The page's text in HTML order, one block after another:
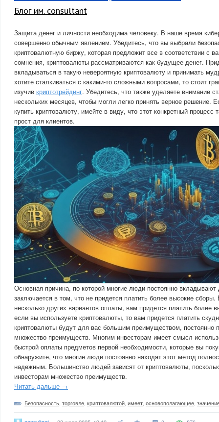
Блог им. consultant
Защита денег и личности необходима человеку. В наше время
совершенно обычным явлением. Убедитесь, что вы выбрали
криптовалютную биржу, которая предложит все в соответствии с
сомнения, криптовалюты рассматриваются как будущее денег.
вкладываться в такую невероятную криптовалюту и принимать
хотите сталкиваться с какими-то сложными вопросами, то стоит
изучив криптотрейдинг. Убедитесь, что также уделяете внимание
нескольких месяцев, чтобы могли легко принять верное решение.
купить криптовалюту, имейте в виду, что этот конкретный процесс
прост для клиентов.
Основная причина, по которой многие люди постоянно вкладывают
заключается в том, что не придется платить более высокие сборы.
несколько других вариантов оплаты, вам придется платить более
если вы используете криптовалюты, то вам придется платить
криптовалюты будут для вас большим преимуществом, постоянно
множество преимуществ. Многим инвесторам имеет смысл
быстрой оплаты предметов первой необходимости, которые вы
обнаружите, что многие люди постоянно находят этот метод
надежным. Большинство людей зависят от криптовалюты,
инвесторам множество преимуществ.
Читать дальше →
Безопасность торговле криптовалютой имеет основополагающее